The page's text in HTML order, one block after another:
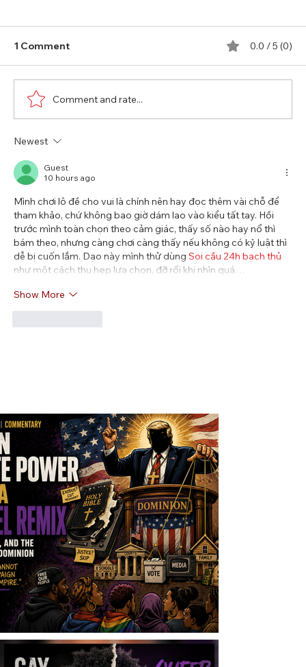
1 Comment 0.0 / 5 (0)
Comment and rate...
Newest
Guest
10 hours ago
Mình chơi lô đề cho vui là chính nên hay đọc thêm vài chỗ để
tham khảo, chứ không bao giờ dám lao vào kiểu tất tay. Hồi
trước mình toàn chọn theo cảm giác, thấy số nào hay nổ thì
bám theo, nhưng càng chơi càng thấy nếu không có kỷ luật thì
dễ bị cuốn lắm. Dạo này mình thử dùng Soi cầu 24h bạch thủ
như một cách thu hẹp lựa chọn, đỡ rối khi nhìn quá…
Show More